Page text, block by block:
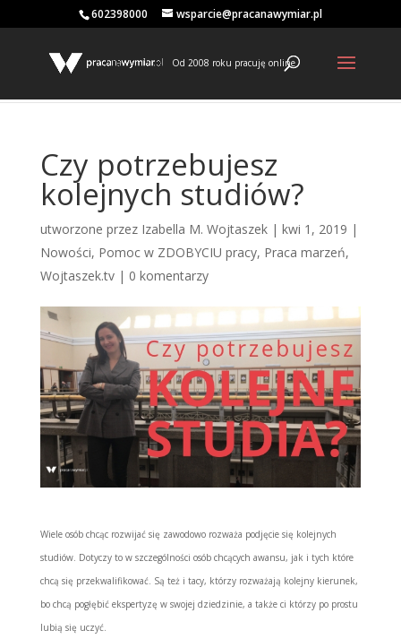
602398000 wsparcie@pracanawymiar.pl
Od 2008 roku pracuję online
Czy potrzebujesz
kolejnych studiów?
utworzone przez Izabella M. Wojtaszek| kwi 1, 2019 |
Nowości, Pomoc w ZDOBYCIU pracy, Praca marzeń,
Wojtaszek.tv| 0 komentarzy
Wiele osób chcąc rozwijać się zawodowo rozważa podjęcie się kolejnych
studiów. Dotyczy to w szczególności osób chcących awansu, jak i tych które
chcą się przekwalifikować. Są też i tacy, którzy rozważają kolejny kierunek,
bo chcą pogłębić ekspertyzę w swojej dziedzinie, a także ci którzy po prostu
lubią się uczyć.